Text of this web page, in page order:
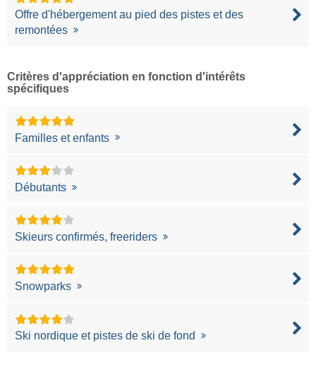
Offre d'hébergement au pied des pistes et des
remontées
Critères d'appréciation en fonction d'intérêts
spécifiques
Familles et enfants
Débutants
Skieurs confirmés, freeriders
Snowparks
Ski nordique et pistes de ski de fond